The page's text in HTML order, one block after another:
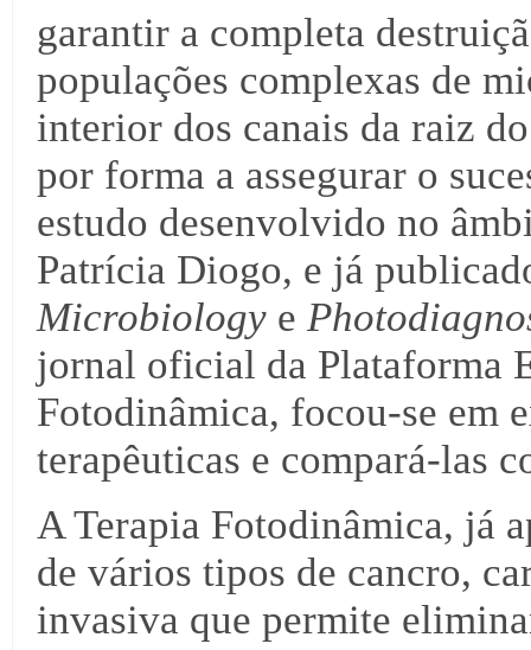
garantir a completa
populações complexas de
interior dos canais da raiz
por forma a assegurar o
estudo desenvolvido no
Patrícia Diogo, e já
Microbiology e
jornal oficial da Plataforma
Fotodinâmica, focou-se em
terapêuticas e compará-las
A Terapia Fotodinâmica, já
de vários tipos de cancro,
invasiva que permite